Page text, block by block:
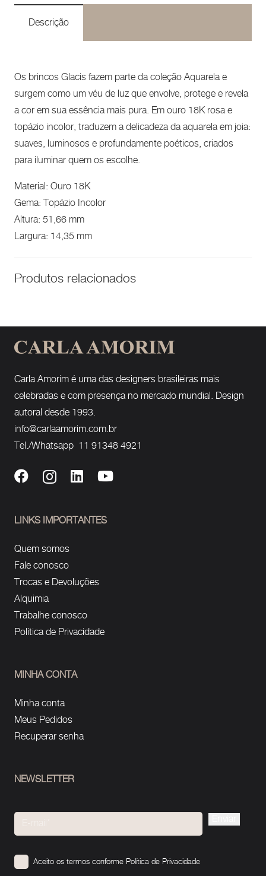
Descrição
Os brincos Glacis fazem parte da coleção Aquarela e
surgem como um véu de luz que envolve, protege e revela
a cor em sua essência mais pura. Em ouro 18K rosa e
topázio incolor, traduzem a delicadeza da aquarela em joia:
suaves, luminosos e profundamente poéticos, criados
para iluminar quem os escolhe.
Material: Ouro 18K
Gema: Topázio Incolor
Altura: 51,66 mm
Largura: 14,35 mm
Produtos relacionados
Carla Amorim é uma das designers brasileiras mais
celebradas e com presença no mercado mundial. Design
autoral desde 1993.
info@carlaamorim.com.br
Tel./Whatsapp 11 91348 4921
LINKS IMPORTANTES
Quem somos
Fale conosco
Trocas e Devoluções
Alquimia
Trabalhe conosco
Política de Privacidade
MINHA CONTA
Minha conta
Meus Pedidos
Recuperar senha
NEWSLETTER
Aceito os termos conforme Política de Privacidade